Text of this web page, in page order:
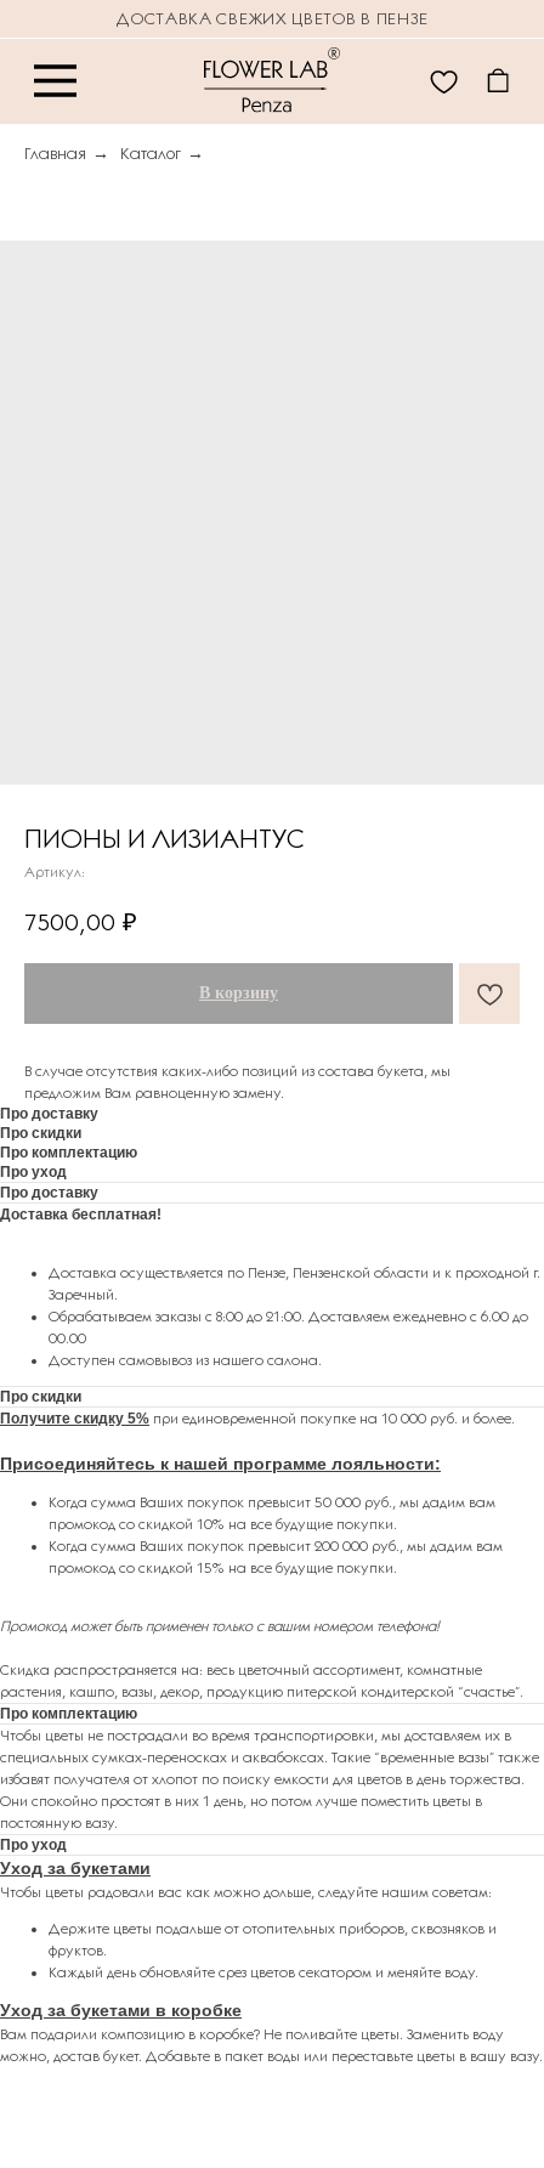
ДОСТАВКА СВЕЖИХ ЦВЕТОВ В ПЕНЗЕ
Главная → Каталог →
ПИОНЫ И ЛИЗИАНТУС
Артикул:
7500,00 ₽
В корзину
В случае отсутствия каких-либо позиций из состава букета, мы
предложим Вам равноценную замену.
Про доставку
Про скидки
Про комплектацию
Про уход
Про доставку
Доставка бесплатная!
Доставка осуществляется по Пензе, Пензенской области и к проходной г.
Заречный.
Обрабатываем заказы с 8:00 до 21:00. Доставляем ежедневно с 6.00 до
00.00
Доступен самовывоз из нашего салона.
Про скидки
Получите скидку 5% при единовременной покупке на 10 000 руб. и более.
Присоединяйтесь к нашей программе лояльности:
Когда сумма Ваших покупок превысит 50 000 руб., мы дадим вам
промокод со скидкой 10% на все будущие покупки.
Когда сумма Ваших покупок превысит 200 000 руб., мы дадим вам
промокод со скидкой 15% на все будущие покупки.
Промокод может быть применен только с вашим номером телефона!
Скидка распространяется на: весь цветочный ассортимент, комнатные
растения, кашпо, вазы, декор, продукцию питерской кондитерской “счастье”.
Про комплектацию
Чтобы цветы не пострадали во время транспортировки, мы доставляем их в
специальных сумках-переносках и аквабоксах. Такие “временные вазы” также
избавят получателя от хлопот по поиску емкости для цветов в день торжества.
Они спокойно простоят в них 1 день, но потом лучше поместить цветы в
постоянную вазу.
Про уход
Уход за букетами
Чтобы цветы радовали вас как можно дольше, следуйте нашим советам:
Держите цветы подальше от отопительных приборов, сквозняков и
фруктов.
Каждый день обновляйте срез цветов секатором и меняйте воду.
Уход за букетами в коробке
Вам подарили композицию в коробке? Не поливайте цветы. Заменить воду
можно, достав букет. Добавьте в пакет воды или переставьте цветы в вашу вазу.
РЕКОМЕНДУЕМ